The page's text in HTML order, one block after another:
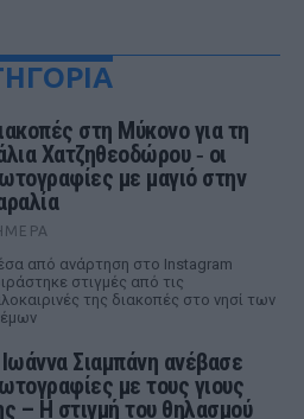
στη Μύκονο για τη
Χατζηθεοδώρου ‑ οι
με μαγιό στην
από ανάρτηση στο Instagram
στιγμές από τις
της διακοπές στο νησί των
Σιαμπάνη ανέβασε
με τους γιους
– Η στιγμή του θηλασμού